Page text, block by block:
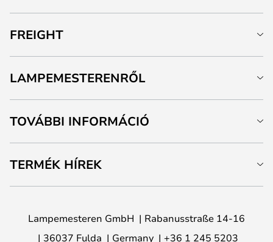
FREIGHT
LAMPEMESTERENRŐL
TOVÁBBI INFORMÁCIÓ
TERMÉK HÍREK
Lampemesteren GmbH
Rabanusstraße 14-16
36037 Fulda
Germany +36 1 245 5203